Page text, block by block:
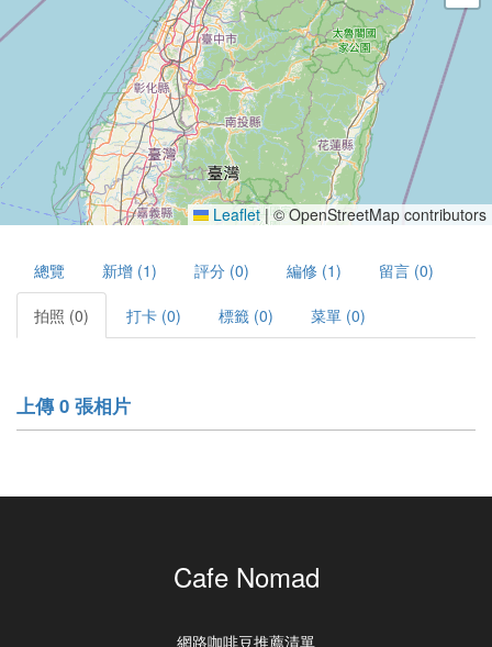
Leaflet |© OpenStreetMap contributors
總覽 新增 (1) 評分 (0) 編修 (1) 留言 (0)
拍照 (0) 打卡 (0) 標籤 (0) 菜單 (0)
上傳 0 張相片
Cafe Nomad
網路咖啡豆推薦清單